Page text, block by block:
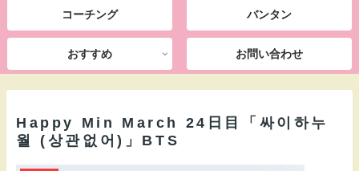
コーチング バンタン
おすすめ お問い合わせ
Happy Min March 24日目「싸이하누
월 (상관없어)」BTS